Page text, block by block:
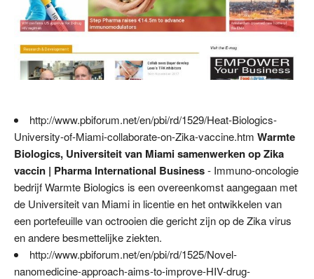
http://www.pbiforum.net/en/pbi/rd/1529/Heat-Biologics-
University-of-Miami-collaborate-on-Zika-vaccine.htm Warmte
Biologics, Universiteit van Miami samenwerken op Zika
vaccin | Pharma International Business- Immuno-oncologie
bedrijf Warmte Biologics is een overeenkomst aangegaan met
de Universiteit van Miami in licentie en het ontwikkelen van
een portefeuille van octrooien die gericht zijn op de Zika virus
en andere besmettelijke ziekten.
http://www.pbiforum.net/en/pbi/rd/1525/Novel-
nanomedicine-approach-aims-to-improve-HIV-drug-